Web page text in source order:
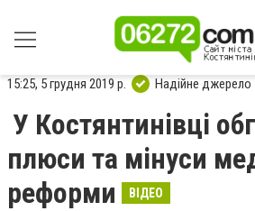
15:25, 5 грудня 2019 р. Надійне джерело
У Костянтинівці
плюси та мінуси
реформи
ВІДЕО